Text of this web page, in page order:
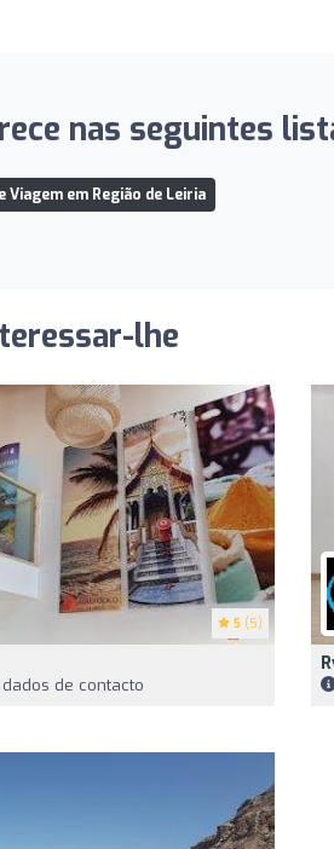
nas seguintes
Viagem em Região de Leiria
lhe
5 (5)
de contacto